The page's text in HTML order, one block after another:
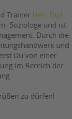
Trainer Herr Dipl.-
Soziologe und ist
Durch die
und
Du von einer
im Bereich der
zu dürfen!